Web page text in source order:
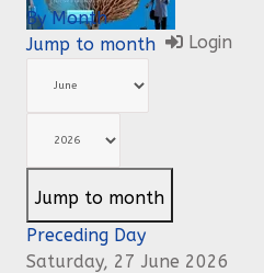
Login
By Month
Jump to month
Jump to month
Preceding Day
Saturday, 27 June 2026